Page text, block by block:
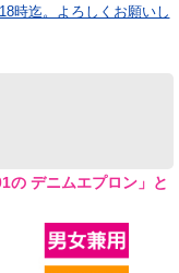
時迄。よろしくお願いし
の デニムエプロン」と